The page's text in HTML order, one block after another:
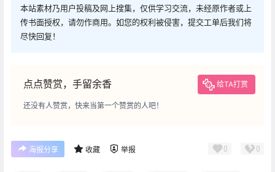
本站素材乃用户投稿及网上搜集，仅供学习交流，未经原作者或上
传书面授权，请勿作商用。如您的权利被侵害，提交工单后我们将
尽快回复！
点点赞赏，手留余香 给TA打赏
还没有人赞赏，快来当第一个赞赏的人吧！
海报分享 收藏 举报 0 0